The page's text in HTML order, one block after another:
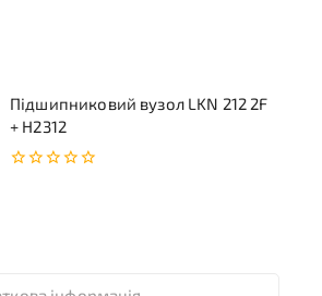
Підшипниковий вузол LKN 212 2F
+ H2312